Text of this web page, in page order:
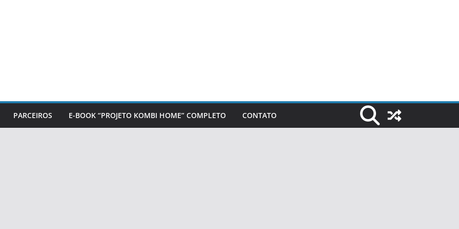
PARCEIROS E-BOOK “PROJETO KOMBI HOME” COMPLETO CONTATO